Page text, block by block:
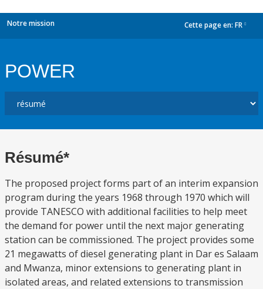
Notre mission Cette page en: FR
POWER
Résumé*
The proposed project forms part of an interim expansion
program during the years 1968 through 1970 which will
provide TANESCO with additional facilities to help meet
the demand for power until the next major generating
station can be commissioned. The project provides some
21 megawatts of diesel generating plant in Dar es Salaam
and Mwanza, minor extensions to generating plant in
isolated areas, and related extensions to transmission